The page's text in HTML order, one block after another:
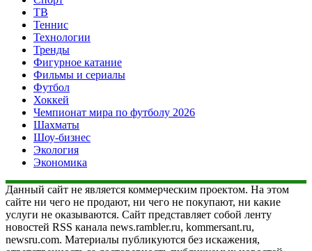
ТВ
Теннис
Технологии
Тренды
Фигурное катание
Фильмы и сериалы
Футбол
Хоккей
Чемпионат мира по футболу 2026
Шахматы
Шоу-бизнес
Экология
Экономика
Данный сайт не является коммерческим проектом. На этом
сайте ни чего не продают, ни чего не покупают, ни какие
услуги не оказываются. Сайт представляет собой ленту
новостей RSS канала news.rambler.ru, kommersant.ru,
newsru.com. Материалы публикуются без искажения,